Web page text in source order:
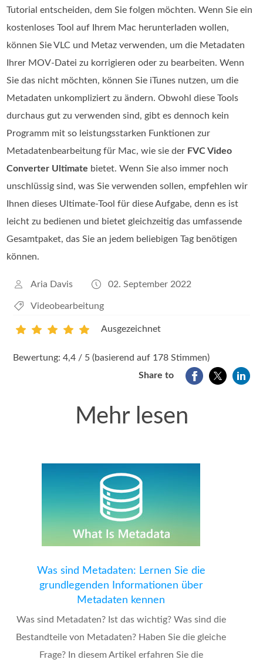
Tutorial entscheiden, dem Sie folgen möchten. Wenn Sie ein
kostenloses Tool auf Ihrem Mac herunterladen wollen,
können Sie VLC und Metaz verwenden, um die Metadaten
Ihrer MOV-Datei zu korrigieren oder zu bearbeiten. Wenn
Sie das nicht möchten, können Sie iTunes nutzen, um die
Metadaten unkompliziert zu ändern. Obwohl diese Tools
durchaus gut zu verwenden sind, gibt es dennoch kein
Programm mit so leistungsstarken Funktionen zur
Metadatenbearbeitung für Mac, wie sie der FVC Video
Converter Ultimate bietet. Wenn Sie also immer noch
unschlüssig sind, was Sie verwenden sollen, empfehlen wir
Ihnen dieses Ultimate-Tool für diese Aufgabe, denn es ist
leicht zu bedienen und bietet gleichzeitig das umfassende
Gesamtpaket, das Sie an jedem beliebigen Tag benötigen
können.
Aria Davis 02. September 2022
Videobearbeitung
Ausgezeichnet
Bewertung: 4,4 / 5 (basierend auf 178 Stimmen)
Share to
Mehr lesen
Was sind Metadaten: Lernen Sie die
grundlegenden Informationen über
Metadaten kennen
Was sind Metadaten? Ist das wichtig? Was sind die
Bestandteile von Metadaten? Haben Sie die gleiche
Frage? In diesem Artikel erfahren Sie die